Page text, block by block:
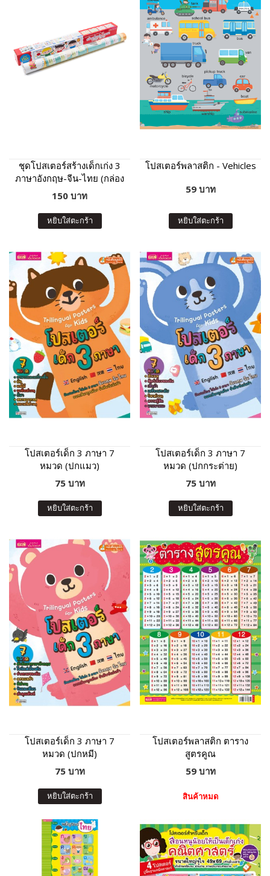
ชุดโปสเตอร์สร้างเด็กเก่ง 3
ภาษาอังกฤษ-จีน-ไทย (กล่อง
แดง)
150 บาท
หยิบใส่ตะกร้า
โปสเตอร์พลาสติก - Vehicles
59 บาท
หยิบใส่ตะกร้า
โปสเตอร์เด็ก 3 ภาษา 7
หมวด (ปกแมว)
75 บาท
หยิบใส่ตะกร้า
โปสเตอร์เด็ก 3 ภาษา 7
หมวด (ปกกระต่าย)
75 บาท
หยิบใส่ตะกร้า
โปสเตอร์เด็ก 3 ภาษา 7
หมวด (ปกหมี)
75 บาท
หยิบใส่ตะกร้า
โปสเตอร์พลาสติก ตาราง
สูตรคูณ
59 บาท
สินค้าหมด